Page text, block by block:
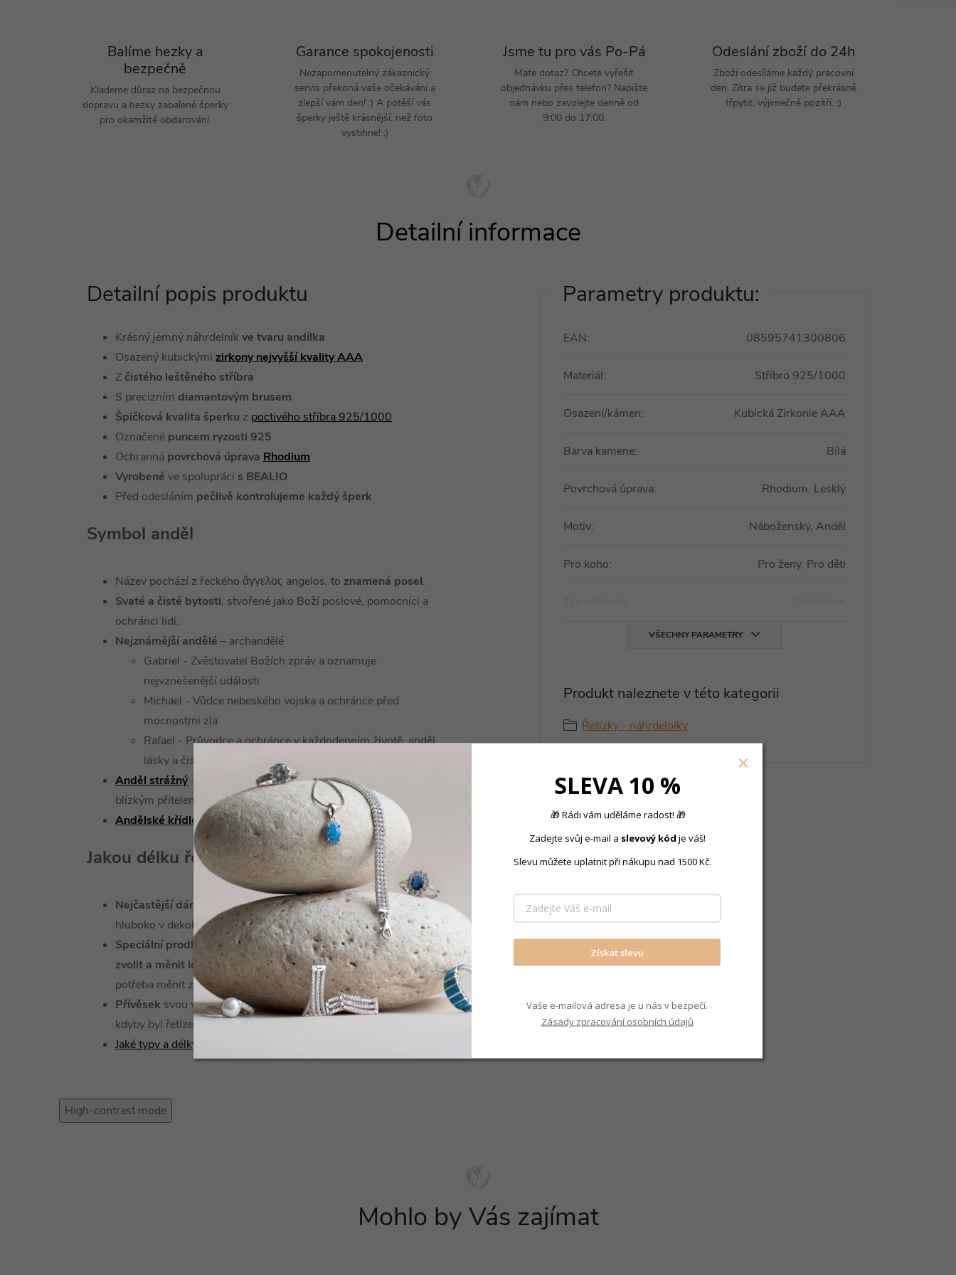
Balíme hezky a
bezpečně
Klademe důraz na bezpečnou
dopravu a hezky zabalené šperky
pro okamžité obdarování.
Garance spokojenosti
Nezapomenutelný zákaznický
servis překoná vaše očekávání a
zlepší vám den! :) A potěší vás
šperky ještě krásnější, než foto
vystihne! :)
Jsme tu pro vás Po-Pá
Mate dotaz? Chcete vyřešit
objednávku přes telefon? Napište
nám nebo zavolejte denně od
9:00 do 17:00.
Odeslání zboží do 24h
Zboží odesíláme každý pracovní
den. Zítra se již budete překrásně
třpytit, výjimečně pozítří. :)
Detailní popis produktu
Krásný jemný náhrdelníkve tvaru andílka
Osazený kubickými zirkony nejvyšší kvality AAA
Z čistého leštěného stříbra
S precizním diamantovým brusem
Špičková kvalita šperku z poctivého stříbra 925/1000
Označené puncem ryzosti 925
Ochranná povrchová úprava Rhodium
Vyrobené ve spolupráci s BEALIO
Před odesláním pečlivě kontrolujeme každý šperk
Symbol anděl
Název pochází z řeckého ἄγγελος angelos, to znamená posel.
Svaté a čisté bytosti, stvořené jako Boží poslové, pomocníci a
ochránci lidí.
Nejznámější andělé – archandělé
Gabriel - Zvěstovatel Božích zpráv a oznamuje
nejvznešenější události
Michael - Vůdce nebeského vojska a ochránce před
mocnostmi zla
Rafael - Průvodce a ochránce v každodenním životě, anděl
lásky a čistoty
Anděl strážný- je Božím darem pro každého člověka, je naším
blízkým přítelem a ochráncem.
Andělské křídlo- symbol připravenosti, pohotovosti a rychlosti.
Jakou délku řetízku zvolit?
Nejčastější dámské délky jsou 42 a 45 cm, avšak záleží, jak
hluboko v dekoltu má žena řetízek ráda.
Speciální prodlužovací řetízek- u náhrdelníku vámumožňuje
zvolit a měnit ideální délkupodle vašeho přání, aniž by bylo
potřeba měnit za jiný řetízek.
Přívěsek svou vahoustáhne řetízek hloubějido dekoltu, než
kdyby byl řetízek samotný.
Jaké typy a délky řetízků u nás najdete?
Parametry produktu:
EAN: 08595741300806
Materiál: Stříbro 925/1000
Osazení/kámen: Kubická Zirkonie AAA
Barva kamene: Bílá
Povrchová úprava: Rhodium, Lesklý
Motiv: Náboženský, Anděl
Pro koho: Pro ženy, Pro děti
VŠECHNY PARAMETRY
Produkt naleznete v této kategorii
Řetízky - náhrdelníky
High-contrast mode
Mohlo by Vás zajímat
SLEVA 10 %
🎁 Rádi vám uděláme radost! 🎁
Zadejte svůj e-mail a slevový kód je váš!
Slevu můžete uplatnit při nákupu nad 1500 Kč.
Získat slevu
Vaše e-mailová adresa je u nás v bezpečí.
Zásady zpracování osobních údajů